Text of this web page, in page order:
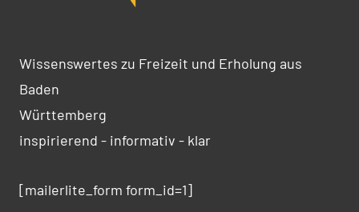
Wissenswertes zu Freizeit und Erholung aus
Baden
Württemberg
inspirierend - informativ - klar
[mailerlite_form form_id=1]